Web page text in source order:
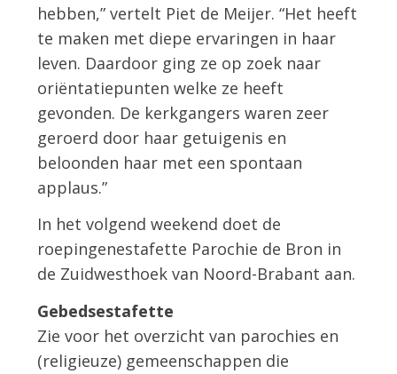
hebben,” vertelt Piet de Meijer. “Het heeft
te maken met diepe ervaringen in haar
leven. Daardoor ging ze op zoek naar
oriëntatiepunten welke ze heeft
gevonden. De kerkgangers waren zeer
geroerd door haar getuigenis en
beloonden haar met een spontaan
applaus.”
In het volgend weekend doet de
roepingenestafette Parochie de Bron in
de Zuidwesthoek van Noord-Brabant aan.
Gebedsestafette
Zie voor het overzicht van parochies en
(religieuze) gemeenschappen die